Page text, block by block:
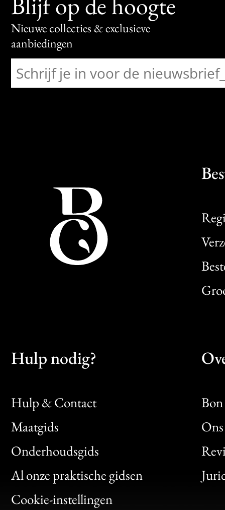
Nieuwe collecties & exclusieve
aanbiedingen
Hulp nodig?
Hulp & Contact
Maatgids
Onderhoudsgids
Al onze praktische gidsen
Cookie-instellingen
Bon
Clic